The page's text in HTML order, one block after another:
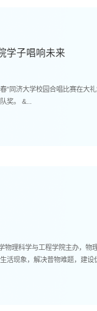
学子唱响未来
”同济大学校园合唱比赛在大
成的合唱团表现出色，荣获优秀团队奖。 &...
物理科学与工程学院主办，
活现象，解决普物难题，建设